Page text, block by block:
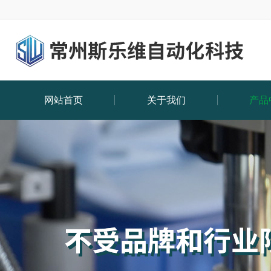
网站首页 关于我们 产品